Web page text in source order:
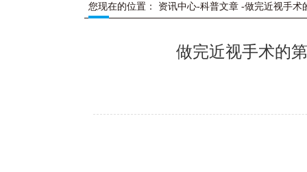
您现在的位置： 资讯中心-科普文章 -做完近视手术
做完近视手术的